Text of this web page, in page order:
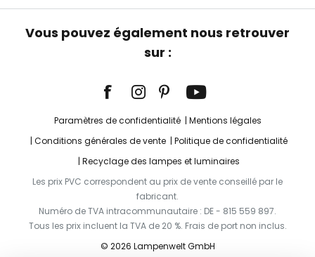
Vous pouvez également nous retrouver
sur :
Paramètres de confidentialité
Mentions légales
Conditions générales de vente
Politique de confidentialité
Recyclage des lampes et luminaires
Les prix PVC correspondent au prix de vente conseillé par le
fabricant.
Numéro de TVA intracommunautaire : DE - 815 559 897.
Tous les prix incluent la TVA de 20 %. Frais de port non inclus.
© 2026 Lampenwelt GmbH